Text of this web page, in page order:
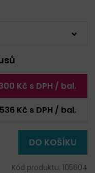
Kč s DPH / bal.
536 Kč s DPH / bal.
DO KOŠÍKU
Kód produktu: 105604